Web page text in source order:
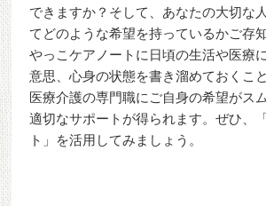
できますか？そして、あなたの大切な
てどのような希望を持っているかご存
やっこケアノートに日頃の生活や医療
意思、心身の状態を書き溜めておくこ
医療介護の専門職にご自身の希望がス
適切なサポートが得られます。ぜひ、
ト」を活用してみましょう。